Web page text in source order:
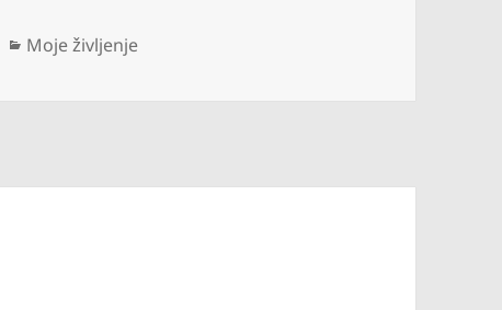
Kategorije
Moje življenje